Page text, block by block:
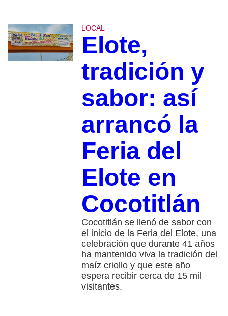
LOCAL
Elote,
tradición y
sabor: así
arrancó la
Feria del
Elote en
Cocotitlán
Cocotitlán se llenó de sabor con
el inicio de la Feria del Elote, una
celebración que durante 41 años
ha mantenido viva la tradición del
maíz criollo y que este año
espera recibir cerca de 15 mil
visitantes.